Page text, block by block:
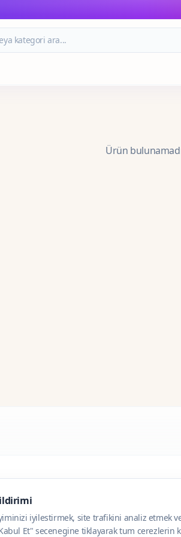
Ürün
iyilestirmek, site trafikini analiz etmek
Et" secenegine tiklayarak tum